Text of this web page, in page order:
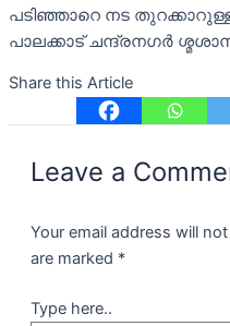
പടിഞ്ഞാറെ നട
പാലക്കാട് ചന്ദ്രനഗർ
Share this Article
Leave a
Your email address will
are marked *
Type here..